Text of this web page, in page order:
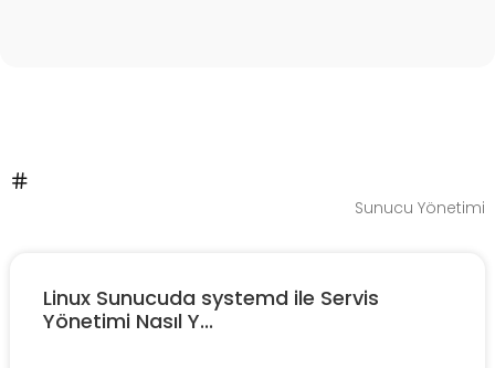
Sunucu Yönetimi
Linux Sunucuda systemd ile Servis
Yönetimi Nasıl Y...